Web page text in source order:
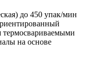
до 450 упак/мин
на основе